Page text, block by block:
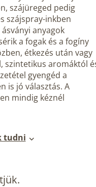
szájüreged pedig
szájspray-inkben
anyagok
a fogak és a fogíny
étkezés után vagy
szintetikus aromáktól
gyengéd a
is jó választás. A
mindig kéznél
tudni